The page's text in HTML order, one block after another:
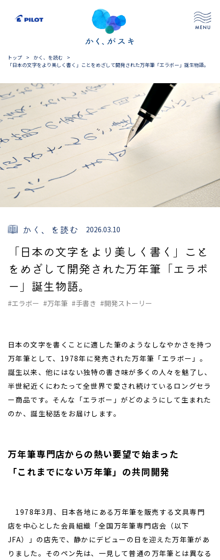
トップ > かく、を読む
>
「日本の文字をより美しく書く」ことをめざして開発された万年筆「エラボー」誕生物語。
かく、を読む 2026.03.10
「日本の文字をより美しく書く」こと
をめざして開発された万年筆「エラボ
ー」誕生物語。
#エラボー #万年筆 #手書き #開発ストーリー
日本の文字を書くことに適した筆のようなしなやかさを持つ
万年筆として、1978年に発売された万年筆「エラボー」。
誕生以来、他にはない独特の書き味が多くの人々を魅了し、
半世紀近くにわたって全世界で愛され続けているロングセラ
ー商品です。そんな「エラボー」がどのようにして生まれた
のか、誕生秘話をお届けします。
万年筆専門店からの熱い要望で始まった
「これまでにない万年筆」の共同開発
1978年3月、日本各地にある万年筆を販売する文具専門
店を中心とした会員組織「全国万年筆専門店会（以下
JFA）」の店先で、静かにデビューの日を迎えた万年筆があ
りました。そのペン先は、一見して普通の万年筆とは異なる